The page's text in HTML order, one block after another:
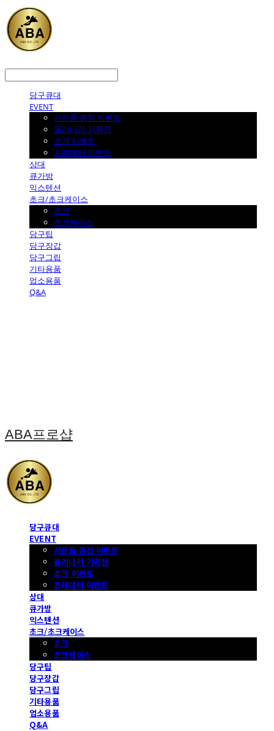
당구큐대
EVENT
사은품 증정 이벤트
몰리나리 기획전
초크 이벤트
프레데터 이벤트
상대
큐가방
익스텐션
초크/초크케이스
초크
초크케이스
당구팁
당구장갑
당구그립
기타용품
업소용품
Q&A
ABA프로샵
당구큐대
EVENT
사은품 증정 이벤트
몰리나리 기획전
초크 이벤트
프레데터 이벤트
상대
큐가방
익스텐션
초크/초크케이스
초크
초크케이스
당구팁
당구장갑
당구그립
기타용품
업소용품
Q&A